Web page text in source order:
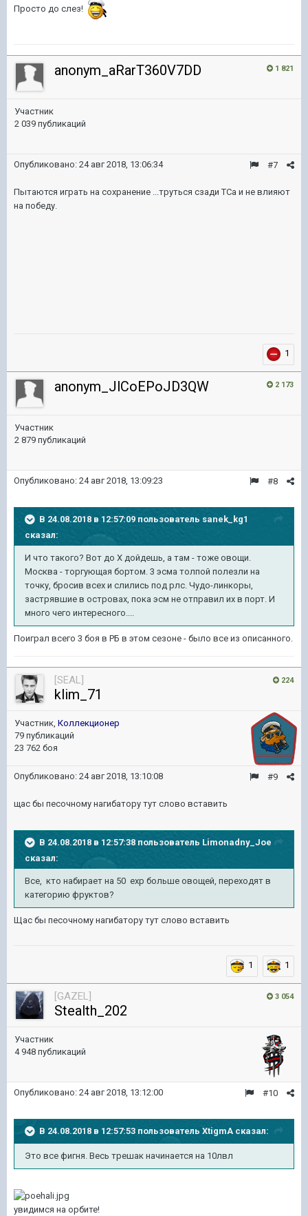
Просто до слез!
1 821
anonym_aRarT360V7DD
Участник
2 039 публикаций
#7
Опубликовано: 24 авг 2018, 13:06:34
Пытаются играть на сохранение ...труться сзади ТСа и не влияют
на победу.
1
2 173
anonym_JlCoEPoJD3QW
Участник
2 879 публикаций
#8
Опубликовано: 24 авг 2018, 13:09:23
В 24.08.2018 в 12:57:09 пользователь sanek_kg1
сказал:
И что такого? Вот до Х дойдешь, а там - тоже овощи.
Москва - торгующая бортом. 3 эсма толпой полезли на
точку, бросив всех и слились под рлс. Чудо-линкоры,
застрявшие в островах, пока эсм не отправил их в порт. И
много чего интересного....
Поиграл всего 3 боя в РБ в этом сезоне - было все из описанного.
224
[SEAL]
klim_71
Участник, Коллекционер
79 публикаций
23 762 боя
#9
Опубликовано: 24 авг 2018, 13:10:08
щас бы песочному нагибатору тут слово вставить
В 24.08.2018 в 12:57:38 пользователь Limonadny_Joe
сказал:
Все, кто набирает на 50 ехр больше овощей, переходят в
категорию фруктов?
Щас бы песочному нагибатору тут слово вставить
1 1
3 054
[GAZEL]
Stealth_202
Участник
4 948 публикаций
#10
Опубликовано: 24 авг 2018, 13:12:00
В 24.08.2018 в 12:57:53 пользователь XtigmA сказал:
Это все фигня. Весь трешак начинается на 10лвл
увидимся на орбите!